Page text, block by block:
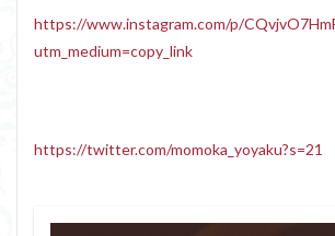
https://www.instagram.com/p/
utm_medium=copy_link
https://twitter.com/momoka_yoyaku?s=21